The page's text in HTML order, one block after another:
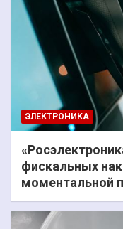
ЭЛЕКТРОНИКА
фискальных
моментальной